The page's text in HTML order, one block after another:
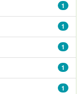
1
1
1
1
1